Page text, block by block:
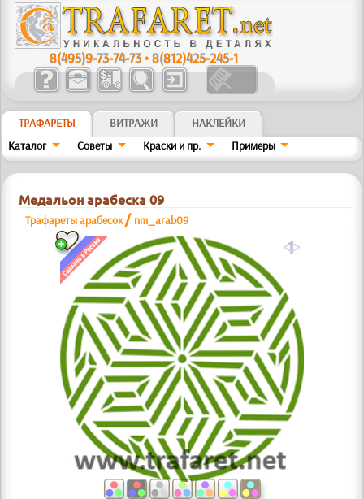
8(495)9-73-74-73 •8(812)425-245-1
ТРАФАРЕТЫ ВИТРАЖИ
НАКЛЕЙКИ
Каталог
Советы Краски и пр. Примеры
Медальон арабеска 09
Трафареты арабесок / nm_arab09
a